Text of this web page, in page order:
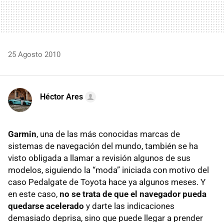
25 Agosto 2010
Héctor Ares
Garmin, una de las más conocidas marcas de
sistemas de navegación del mundo, también se ha
visto obligada a llamar a revisión algunos de sus
modelos, siguiendo la “moda” iniciada con motivo del
caso Pedalgate de Toyota hace ya algunos meses. Y
en este caso, no se trata de que el navegador pueda
quedarse acelerado y darte las indicaciones
demasiado deprisa, sino que puede llegar a prender